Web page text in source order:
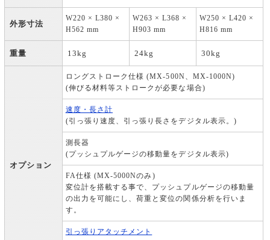
外形寸法
W220 × L380 ×
H562 mm
W263 × L368 ×
H903 mm
W250 × L420 ×
H816 mm
重量 13kg 24kg 30kg
オプション
ロングストローク仕様 (MX-500N、MX-1000N)
(伸びる材料等ストロークが必要な場合)
速度・長さ計
(引っ張り速度、引っ張り長さをデジタル表示。)
測長器
(プッシュプルゲージの移動量をデジタル表示)
FA仕様 (MX-5000Nのみ)
変位計を搭載する事で、プッシュプルゲージの移動量
の出力を可能にし、荷重と変位の関係分析を行いま
す。
引っ張りアタッチメント